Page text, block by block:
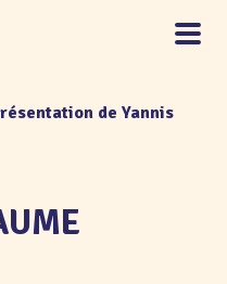
de Yannis